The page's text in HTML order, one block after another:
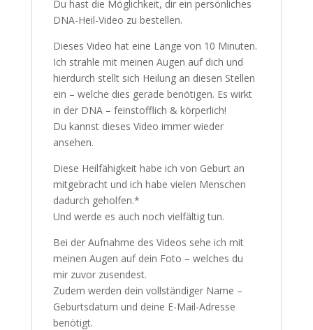
Du hast die Möglichkeit, dir ein persönliches
DNA-Heil-Video zu bestellen.
Dieses Video hat eine Länge von 10 Minuten.
Ich strahle mit meinen Augen auf dich und
hierdurch stellt sich Heilung an diesen Stellen
ein – welche dies gerade benötigen. Es wirkt
in der DNA – feinstofflich & körperlich!
Du kannst dieses Video immer wieder
ansehen.
Diese Heilfähigkeit habe ich von Geburt an
mitgebracht und ich habe vielen Menschen
dadurch geholfen.*
Und werde es auch noch vielfältig tun.
Bei der Aufnahme des Videos sehe ich mit
meinen Augen auf dein Foto – welches du
mir zuvor zusendest.
Zudem werden dein vollständiger Name –
Geburtsdatum und deine E-Mail-Adresse
benötigt.